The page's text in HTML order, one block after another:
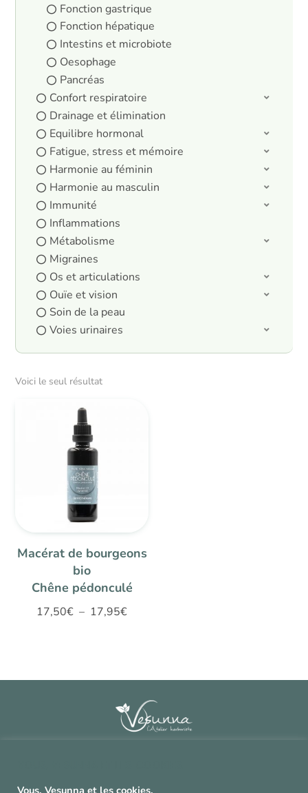
Fonction gastrique
Fonction hépatique
Intestins et microbiote
Oesophage
Pancréas
Confort respiratoire
Drainage et élimination
Equilibre hormonal
Fatigue, stress et mémoire
Harmonie au féminin
Harmonie au masculin
Immunité
Inflammations
Métabolisme
Migraines
Os et articulations
Ouïe et vision
Soin de la peau
Voies urinaires
Voici le seul résultat
Macérat de bourgeons
bio
Chêne pédonculé
17,50€ – 17,95€Plage
à
17,95€
Vous, Vesunna et les cookies.